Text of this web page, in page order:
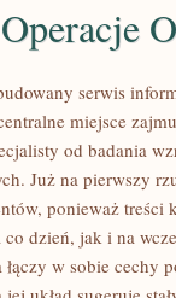
serwis
miejsce
od badania
Już na pierwszy
ponieważ treści
dzień, jak i na
łączy w sobie cechy